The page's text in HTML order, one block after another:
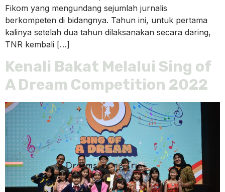
Fikom yang mengundang sejumlah jurnalis
berkompeten di bidangnya. Tahun ini, untuk pertama
kalinya setelah dua tahun dilaksanakan secara daring,
TNR kembali […]
Kenali Bakat Melalui Sing of
A Dream Competition 2022